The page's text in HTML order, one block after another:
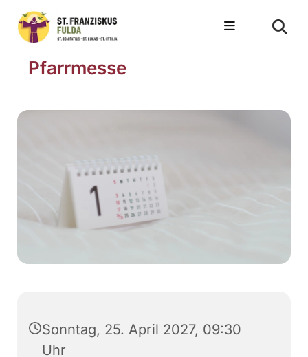
Pfarrmesse
Sonntag, 25. April 2027, 09:30
Uhr